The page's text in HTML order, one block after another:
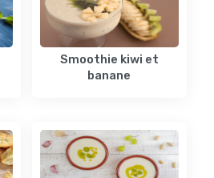
Smoothie kiwi et
banane